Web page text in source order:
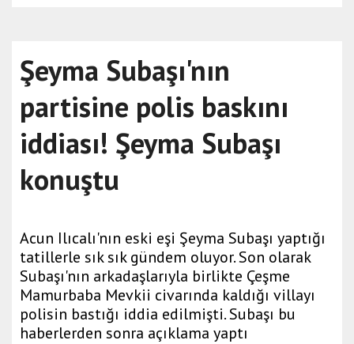
Şeyma Subaşı'nın
partisine polis baskını
iddiası! Şeyma Subaşı
konuştu
Acun Ilıcalı'nın eski eşi Şeyma Subaşı yaptığı
tatillerle sık sık gündem oluyor. Son olarak
Subaşı'nın arkadaşlarıyla birlikte Çeşme
Mamurbaba Mevkii civarında kaldığı villayı
polisin bastığı iddia edilmişti. Subaşı bu
haberlerden sonra açıklama yaptı